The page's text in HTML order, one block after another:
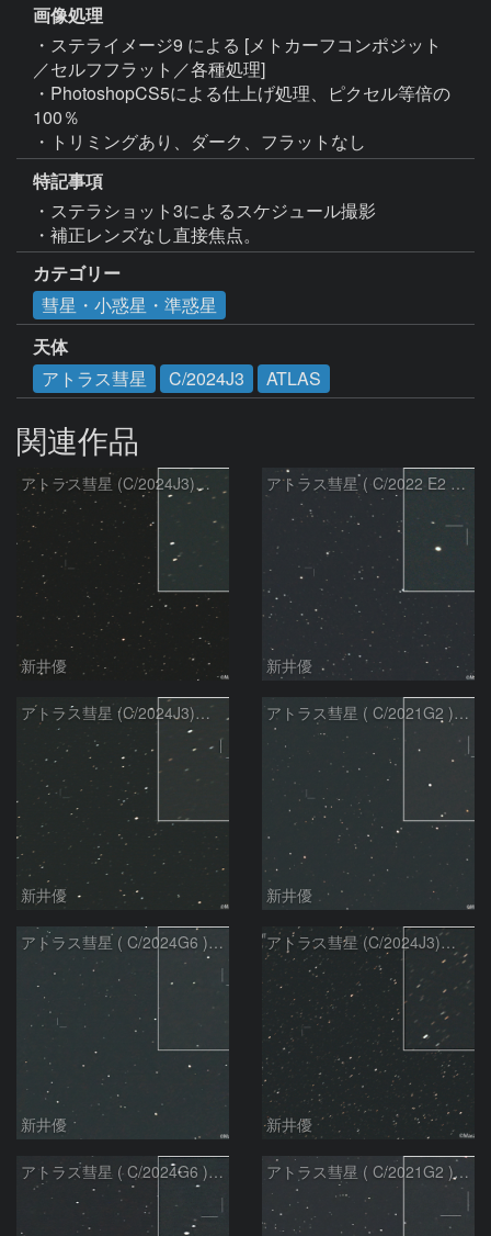
画像処理
・ステライメージ9 による [メトカーフコンポジット
／セルフフラット／各種処理]
・PhotoshopCS5による仕上げ処理、ピクセル等倍の
100％
・トリミングあり、ダーク、フラットなし
特記事項
・ステラショット3によるスケジュール撮影
・補正レンズなし直接焦点。
カテゴリー
彗星・小惑星・準惑星
天体
アトラス彗星
C/2024J3 ATLAS
関連作品
アトラス彗星 (C/2024J3)：2026/08/05
新井優
アトラス彗星 ( C/2022 E2 )：2026/07/27
新井優
アトラス彗星 (C/2024J3)：2026/07/26
新井優
アトラス彗星 ( C/2021G2 )：2026/07/09
新井優
アトラス彗星 ( C/2024G6 )：2026/07/09
新井優
アトラス彗星 (C/2024J3)：2026/07/09
新井優
アトラス彗星 ( C/2024G6 )：2026/07/08 アトラス彗星 ( C/2021G2 )：2026/07/08